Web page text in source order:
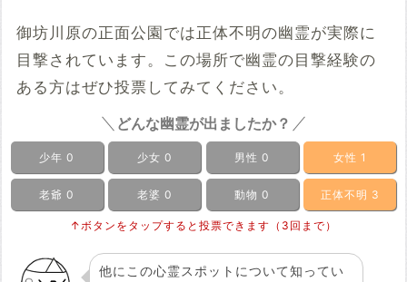
御坊川原の正面公園では正体不明の幽霊が実際に
目撃されています。この場所で幽霊の目撃経験の
ある方はぜひ投票してみてください。
どんな幽霊が出ましたか？
少年 0 少女 0 男性 0 女性 1
老爺 0 老婆 0 動物 0 正体不明 3
↑ボタンをタップすると投票できます（3回まで）
他にこの心霊スポットについて知ってい